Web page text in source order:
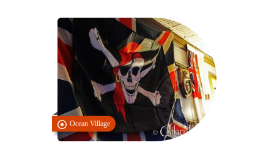
Ocean Village